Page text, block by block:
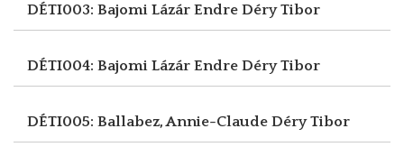
DÉTI003: Bajomi Lázár Endre Déry Tibor
DÉTI004: Bajomi Lázár Endre Déry Tibor
DÉTI005: Ballabez, Annie-Claude Déry Tibor